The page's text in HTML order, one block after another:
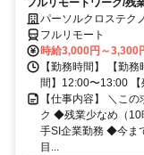
フルリモートワーク/残
仕事/大手SI企業勤務/今
を目指せます
パーソルクロステク
フルリモート
時給3,000円～3,300
【勤務時間】 【勤
間】12:00〜13:00
【仕事内容】 ＼こ
ク ◆残業少なめ（
手SI企業勤務 ◆今ま
目...